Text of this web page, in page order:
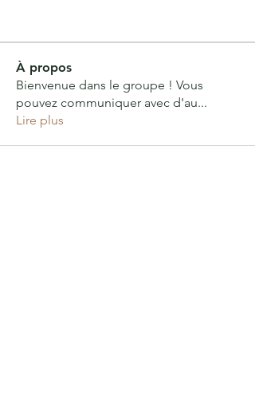
À propos
Bienvenue dans le groupe ! Vous
pouvez communiquer avec d'au...
Lire plus